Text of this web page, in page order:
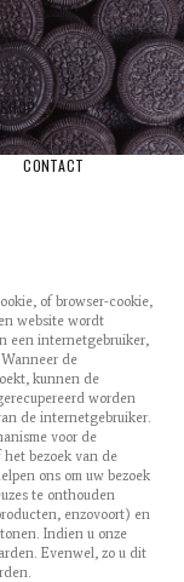
SHOP
CONTACT
of browser-cookie,
website wordt
een internetgebruiker,
de
kunnen de
worden
de internetgebruiker.
voor de
bezoek van de
ons om uw bezoek
te onthouden
enzovoort) en
Indien u onze
Evenwel, zo u dit